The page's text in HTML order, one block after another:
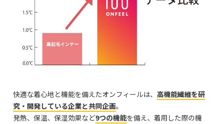
快適な着心地と機能を備えたオンフィールは、 高機能繊維を研
究・開発している企業と共同企画。
発熱、保温、保湿効果など9つの機能を備え、着用した際の機